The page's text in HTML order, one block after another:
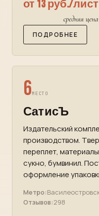
от 13 руб./лист
средняя цена
ПОДРОБНЕЕ
6МЕСТО
СатисЪ
Издательский
производством.
переплет,
сукно, бумвинил.
оформление
Метро:
Отзывов:298